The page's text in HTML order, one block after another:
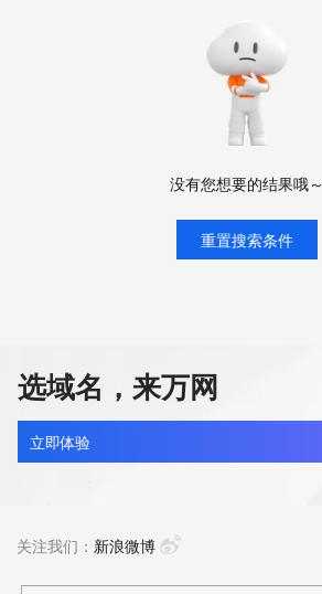
没有您想要的结果哦～
重置搜索条件
选域名，来万网
立即体验
关注我们： 新浪微博